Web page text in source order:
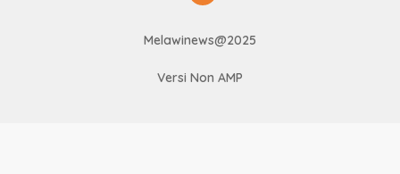
Melawinews@2025
Versi Non AMP